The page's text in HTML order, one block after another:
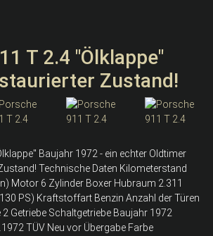
T 2.4 "Ölklappe"
Zustand!
Baujahr 1972 - ein echter Oldtimer
Technische Daten Kilometerstand
Motor 6 Zylinder Boxer Hubraum 2.311
PS) Kraftstoffart Benzin Anzahl der Türen
Getriebe Schaltgetriebe Baujahr 1972
TÜV Neu vor Übergabe Farbe